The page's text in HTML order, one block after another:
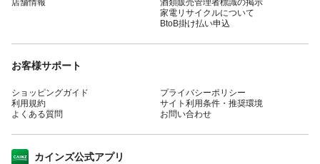
店舗情報
酒類販売管理者標識の掲示
家電リサイクルについて
BtoB掛け払い申込
お客様サポート
ショッピングガイド
利用規約
よくある質問
プライバシーポリシー
サイト利用条件・推奨環境
お問い合わせ
カインズ公式アプリ